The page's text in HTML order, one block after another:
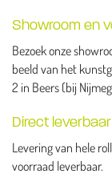
Showroom en
Bezoek onze
beeld van het
2 in Beers (bij
Direct leverbaar
Levering van hele
voorraad leverbaar.